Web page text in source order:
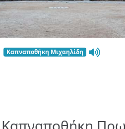
Καπναποθήκη Μιχαηλίδη